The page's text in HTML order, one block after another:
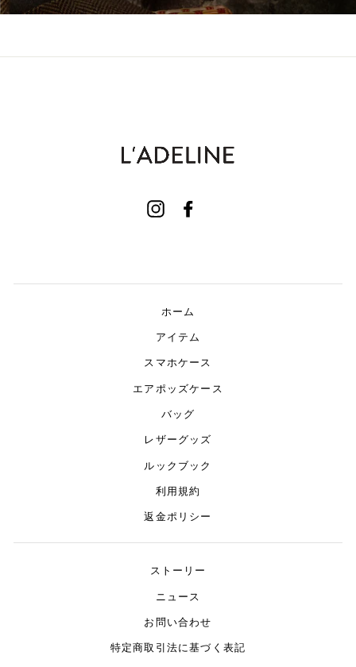
Instagram
ホーム
アイテム
スマホケース
エアポッズケース
バッグ
レザーグッズ
ルックブック
利用規約
返金ポリシー
ストーリー
ニュース
お問い合わせ
特定商取引法に基づく表記